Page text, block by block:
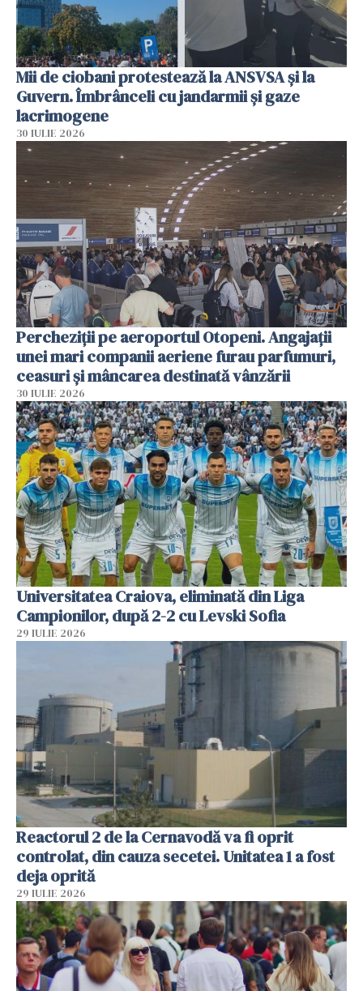
Mii de ciobani protestează la ANSVSA și la
Guvern. Îmbrânceli cu jandarmii și gaze
lacrimogene
30 IULIE 2026
Percheziții pe aeroportul Otopeni. Angajații
unei mari companii aeriene furau parfumuri,
ceasuri și mâncarea destinată vânzării
30 IULIE 2026
Universitatea Craiova, eliminată din Liga
Campionilor, după 2-2 cu Levski Sofia
29 IULIE 2026
Reactorul 2 de la Cernavodă va fi oprit
controlat, din cauza secetei. Unitatea 1 a fost
deja oprită
29 IULIE 2026